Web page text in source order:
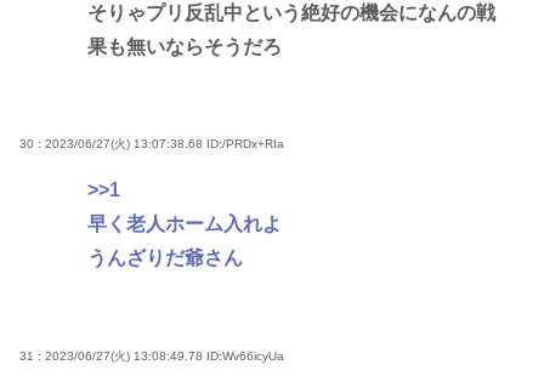
そりゃプリ反乱中という絶好の機会になんの戦
果も無いならそうだろ
30 : 2023/06/27(火) 13:07:38.68 ID:/PRDx+RIa
>>1
早く老人ホーム入れよ
うんざりだ爺さん
31 : 2023/06/27(火) 13:08:49.78 ID:Wv66icyUa